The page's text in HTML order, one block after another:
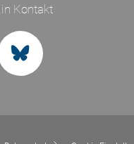
Kontakt